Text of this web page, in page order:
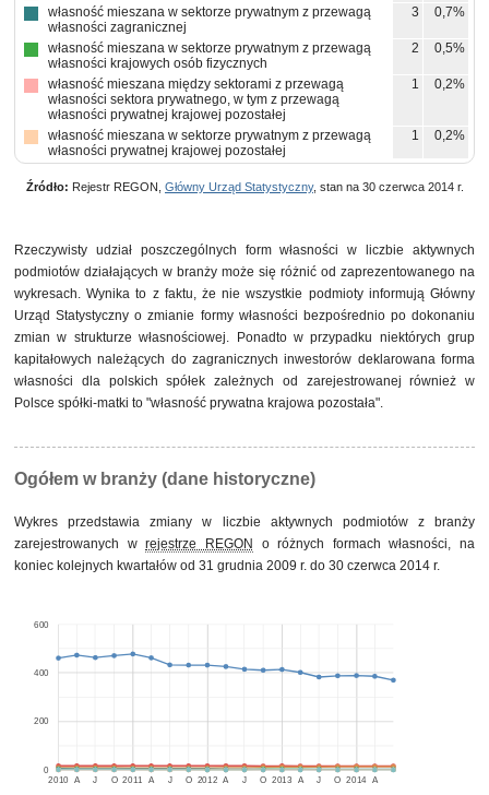
własność mieszana w sektorze prywatnym z przewagą
własności zagranicznej
3 0,7%
własność mieszana w sektorze prywatnym z przewagą
własności krajowych osób fizycznych
2 0,5%
własność mieszana między sektorami z przewagą
własności sektora prywatnego, w tym z przewagą
własności prywatnej krajowej pozostałej
1 0,2%
własność mieszana w sektorze prywatnym z przewagą
własności prywatnej krajowej pozostałej
1 0,2%
Źródło: Rejestr REGON, Główny Urząd Statystyczny, stan na 30 czerwca 2014 r.
Rzeczywisty udział poszczególnych form własności w liczbie aktywnych
podmiotów działających w branży może się różnić od zaprezentowanego na
wykresach. Wynika to z faktu, że nie wszystkie podmioty informują Główny
Urząd Statystyczny o zmianie formy własności bezpośrednio po dokonaniu
zmian w strukturze własnościowej. Ponadto w przypadku niektórych grup
kapitałowych należących do zagranicznych inwestorów deklarowana forma
własności dla polskich spółek zależnych od zarejestrowanej również w
Polsce spółki-matki to "własność prywatna krajowa pozostała".
Ogółem w branży (dane historyczne)
Wykres przedstawia zmiany w liczbie aktywnych podmiotów z branży
zarejestrowanych wrejestrze REGON
o różnych formach własności, na
koniec kolejnych kwartałów od 31 grudnia 2009 r. do 30 czerwca 2014 r.
2010 2011 2012 2013 2014
A J O A J O A J O A J O A
0
200
400
600